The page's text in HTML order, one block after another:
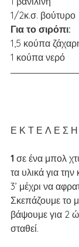
1/2κ.σ. βούτυρο
Για το σιρόπι:
1,5 κούπα
1 κούπα νερό
Ε Κ Τ Ε Λ Ε Σ Η
1 σε ένα μπολ
τα υλικά για
3’ μέχρι να
Σκεπάζουμε το
βάψουμε για 2
σταθεί.